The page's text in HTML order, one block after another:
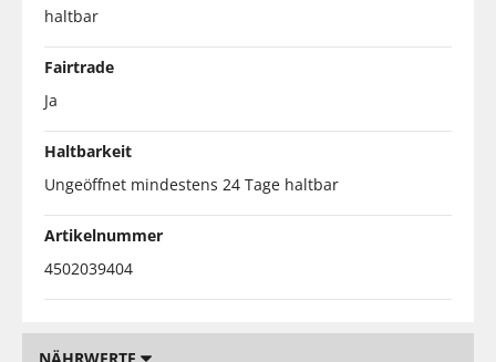
haltbar
Fairtrade
Ja
Haltbarkeit
Ungeöffnet mindestens 24 Tage haltbar
Artikelnummer
4502039404
NÄHRWERTE